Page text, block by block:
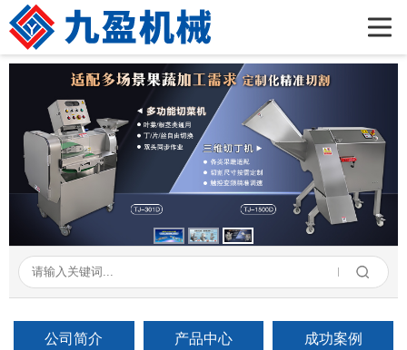
公司简介
产品展示
新闻资讯
成功案例
在线留言
联系我们
公司简介 产品中心 成功案例